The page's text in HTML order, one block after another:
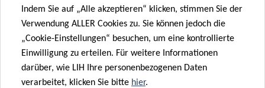
Abonnieren Sie den
LIH-Newsletter
Indem Sie auf „Alle akzeptieren“ klicken, stimmen Sie der
Verwendung ALLER Cookies zu. Sie können jedoch die
„Cookie-Einstellungen“ besuchen, um eine kontrollierte
Einwilligung zu erteilen. Für weitere Informationen
darüber, wie LIH Ihre personenbezogenen Daten
verarbeitet, klicken Sie bitte hier.